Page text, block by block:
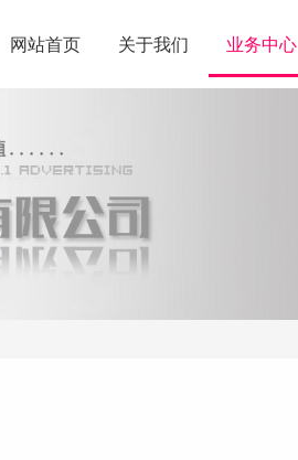
网站首页 关于我们 业务中心